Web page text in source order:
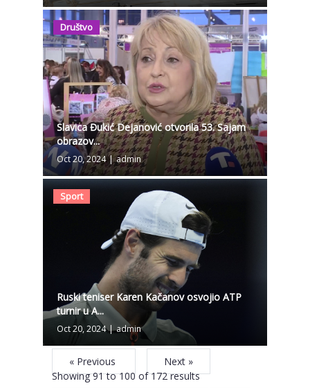
Društvo
Slavica Đukić Dejanović otvorila 53. Sajam
obrazov...
Oct 20, 2024 | admin
Sport
Ruski teniser Karen Kačanov osvojio ATP
turnir u A...
Oct 20, 2024 | admin
« Previous
Next »
Showing91to100of172results